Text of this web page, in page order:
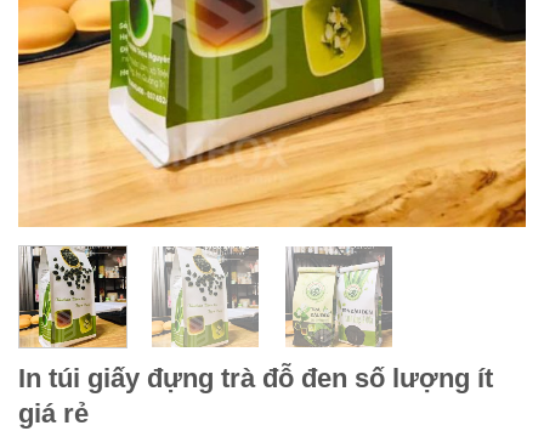
In túi giấy đựng trà đỗ đen số lượng ít
giá rẻ